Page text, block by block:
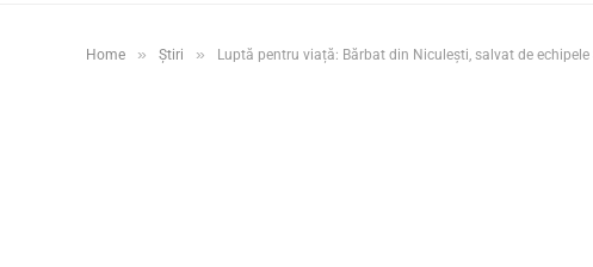
Home » Știri » Luptă pentru viață: Bărbat din Niculești, salvat de